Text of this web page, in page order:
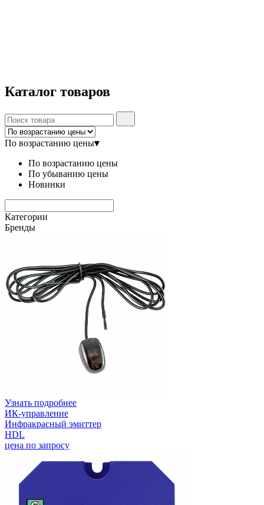
Каталог товаров
По возрастанию цены▾
По возрастанию цены
По убыванию цены
Новинки
Категории
Бренды
Узнать подробнее
ИК-управление
Инфракрасный эмиттер
HDL
цена по запросу